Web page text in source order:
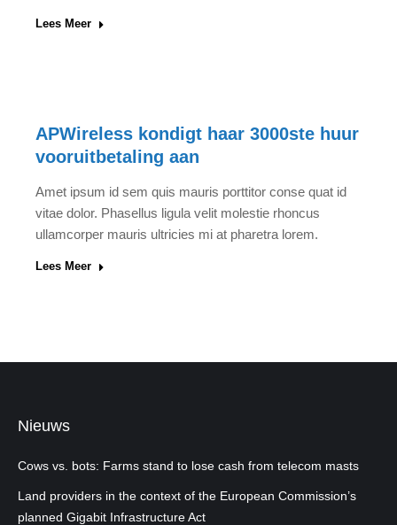
Lees Meer
APWireless kondigt haar 3000ste huur
vooruitbetaling aan
Amet ipsum id sem quis mauris porttitor conse quat id
vitae dolor. Phasellus ligula velit molestie rhoncus
ullamcorper mauris ultricies mi at pharetra lorem.
Lees Meer
Nieuws
Cows vs. bots: Farms stand to lose cash from telecom masts
Land providers in the context of the European Commission’s
planned Gigabit Infrastructure Act